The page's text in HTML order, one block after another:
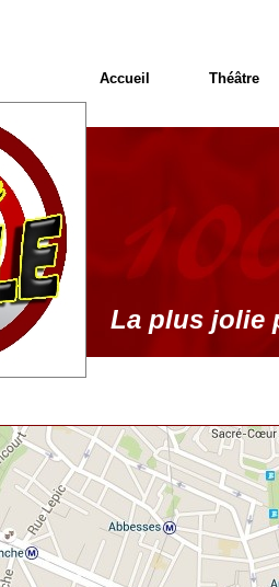
La plus jolie
Accueil Théâtre